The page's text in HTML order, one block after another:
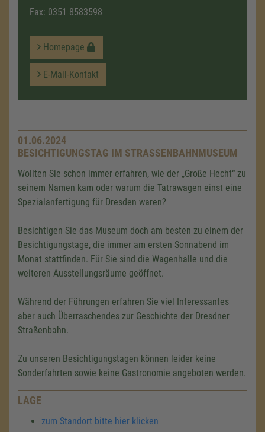
Fax: 0351 8583598
Homepage
E-Mail-Kontakt
01.06.2024
BESICHTIGUNGSTAG IM STRASSENBAHNMUSEUM
Wollten Sie schon immer erfahren, wie der „Große Hecht“ zu
seinem Namen kam oder warum die Tatrawagen einst eine
Spezialanfertigung für Dresden waren?
Besichtigen Sie das Museum doch am besten zu einem der
Besichtigungstage, die immer am ersten Sonnabend im
Monat stattfinden. Für Sie sind die Wagenhalle und die
weiteren Ausstellungsräume geöffnet.
Während der Führungen erfahren Sie viel Interessantes
aber auch Überraschendes zur Geschichte der Dresdner
Straßenbahn.
Zu unseren Besichtigungstagen können leider keine
Sonderfahrten sowie keine Gastronomie angeboten werden.
LAGE
zum Standort bitte hier klicken